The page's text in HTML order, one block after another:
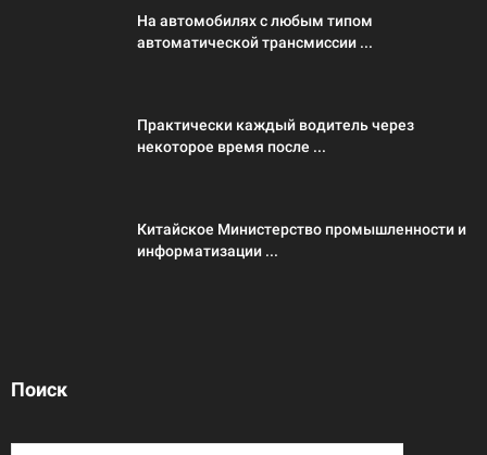
На автомобилях с любым типом
автоматической трансмиссии ...
Практически каждый водитель через
некоторое время после ...
Китайское Министерство промышленности и
информатизации ...
Поиск